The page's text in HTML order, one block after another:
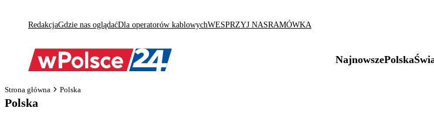
RedakcjaGdzie nas oglądaćDla operatorów kablowychWESPRZYJ NASRAMÓWKA
NajnowszePolska
Strona główna Polska
Polska